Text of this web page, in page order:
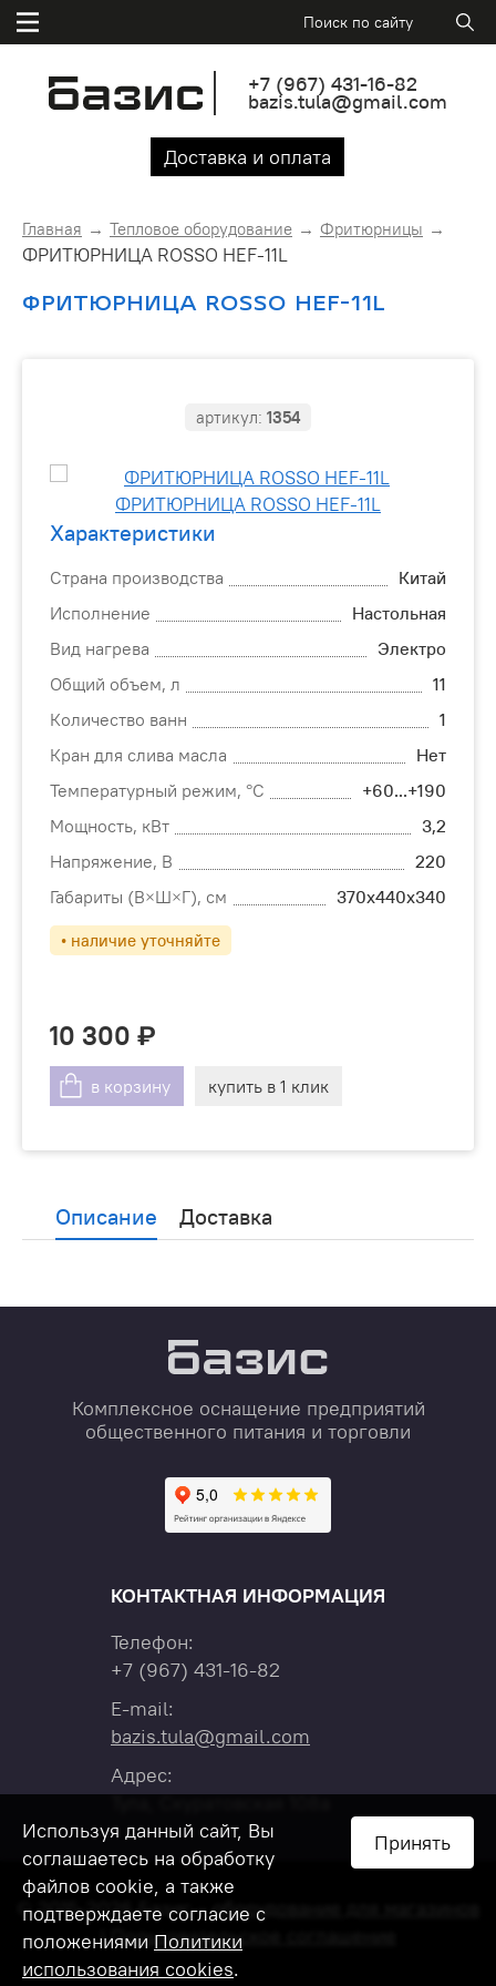
+7 (967) 431-16-82
bazis.tula@gmail.com
Доставка и оплата
Главная Тепловое оборудование Фритюрницы
ФРИТЮРНИЦА ROSSO HEF-11L
ФРИТЮРНИЦА ROSSO HEF-11L
артикул: 1354
Характеристики
Страна производства
Китай
Исполнение
Настольная
Вид нагрева
Электро
Общий объем, л
11
Количество ванн
1
Кран для слива масла
Нет
Температурный режим, °С
+60...+190
Мощность, кВт
3,2
Напряжение, В
220
Габариты (В×Ш×Г), см
370х440х340
• наличие уточняйте
10 300
в корзину купить в 1 клик
Описание Доставка
Комплексное оснащение предприятий
общественного питания и торговли
КОНТАКТНАЯ ИНФОРМАЦИЯ
Телефон:
+7 (967) 431-16-82
E-mail:
bazis.tula@gmail.com
Адрес:
Тула, Скуратовская 108а
© 2015-2026 Базис –оборудование для магазинов
|Пользовательское соглашение
Используя данный сайт, Вы
соглашаетесь на обработку
файлов cookie, а также
подтверждаете согласие с
положениями Политики
использования cookies.
Принять